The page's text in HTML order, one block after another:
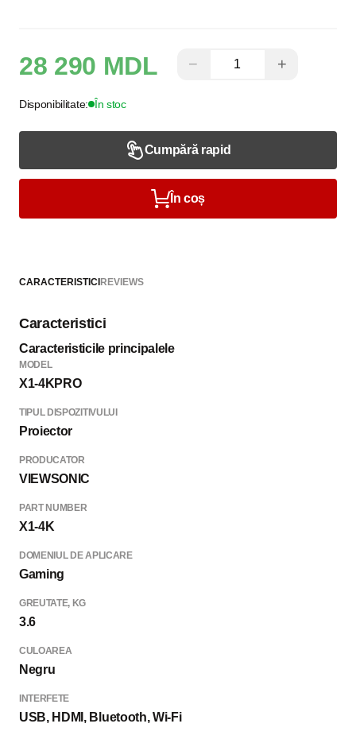
28 290 MDL − +
Disponibilitate: În stoc
Cumpără rapid
În coș
CARACTERISTICIREVIEWS
Caracteristici
Caracteristicile principalele
MODEL
X1-4KPRO
TIPUL DISPOZITIVULUI
Proiector
PRODUCATOR
VIEWSONIC
PART NUMBER
X1-4K
DOMENIUL DE APLICARE
Gaming
GREUTATE, KG
3.6
CULOAREA
Negru
INTERFETE
USB, HDMI, Bluetooth, Wi-Fi